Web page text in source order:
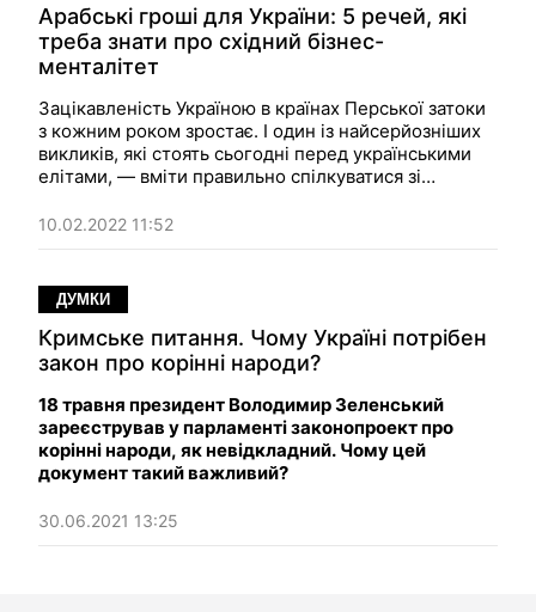
Арабські гроші для України: 5 речей, які
треба знати про східний бізнес-
менталітет
Зацікавленість Україною в країнах Перської затоки
з кожним роком зростає. І один із найсерйозніших
викликів, які стоять сьогодні перед українськими
елітами, — вміти правильно спілкуватися зі
10.02.2022 11:52
ДУМКИ
Кримське питання. Чому Україні потрібен
закон про корінні народи?
18 травня президент Володимир Зеленський
зареєстрував у парламенті законопроект про
корінні народи, як невідкладний. Чому цей
документ такий важливий?
30.06.2021 13:25